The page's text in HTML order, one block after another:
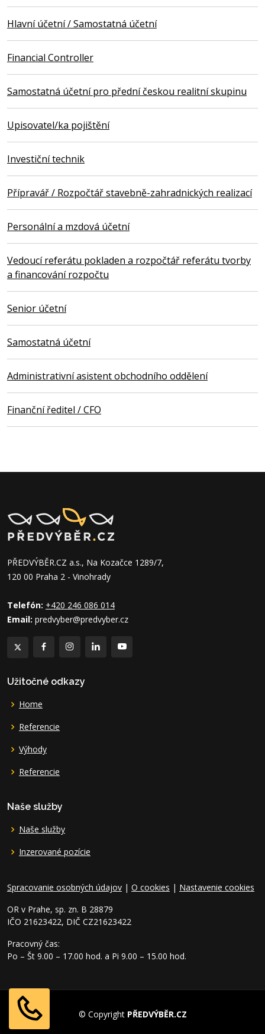
Hlavní účetní / Samostatná účetní
Financial Controller
Samostatná účetní pro přední českou realitní skupinu
Upisovatel/ka pojištění
Investiční technik
Přípravář / Rozpočtář stavebně-zahradnických realizací
Personální a mzdová účetní
Vedoucí referátu pokladen a rozpočtář referátu tvorby
a financování rozpočtu
Senior účetní
Samostatná účetní
Administrativní asistent obchodního oddělení
Finanční ředitel / CFO
PŘEDVÝBĚR.CZ a.s., Na Kozačce 1289/7,
120 00 Praha 2 - Vinohrady
Telefón: +420 246 086 014
Email: predvyber@predvyber.cz
Užitočné odkazy
Home
Referencie
Výhody
Referencie
Naše služby
Naše služby
Inzerované pozície
Spracovanie osobných údajov | O cookies | Nastavenie cookies
OR v Prahe, sp. zn. B 28879
IČO 21623422, DIČ CZ21623422
Pracovný čas:
Po – Št 9.00 – 17.00 hod. a Pi 9.00 – 15.00 hod.
© Copyright PŘEDVÝBĚR.CZ